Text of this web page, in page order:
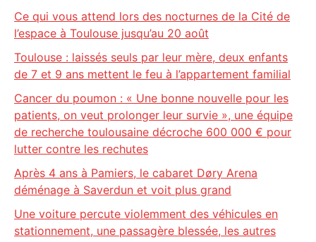
Ce qui vous attend lors des nocturnes de la Cité de
l’espace à Toulouse jusqu’au 20 août
Toulouse : laissés seuls par leur mère, deux enfants
de 7 et 9 ans mettent le feu à l’appartement familial
Cancer du poumon : « Une bonne nouvelle pour les
patients, on veut prolonger leur survie », une équipe
de recherche toulousaine décroche 600 000 € pour
lutter contre les rechutes
Après 4 ans à Pamiers, le cabaret Døry Arena
déménage à Saverdun et voit plus grand
Une voiture percute violemment des véhicules en
stationnement, une passagère blessée, les autres